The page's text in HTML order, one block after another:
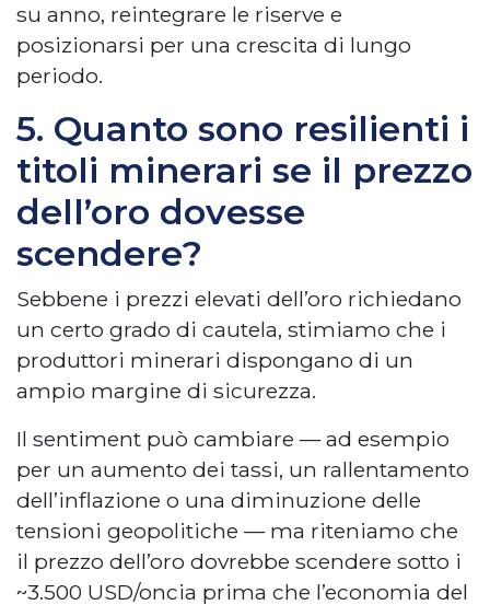
su anno, reintegrare le riserve e
posizionarsi per una crescita di lungo
periodo.
5. Quanto sono resilienti i
titoli minerari se il prezzo
dell’oro dovesse
scendere?
Sebbene i prezzi elevati dell’oro richiedano
un certo grado di cautela, stimiamo che i
produttori minerari dispongano di un
ampio margine di sicurezza.
Il sentiment può cambiare — ad esempio
per un aumento dei tassi, un rallentamento
dell’inflazione o una diminuzione delle
tensioni geopolitiche — ma riteniamo che
il prezzo dell’oro dovrebbe scendere sotto i
~3.500 USD/oncia prima che l’economia del